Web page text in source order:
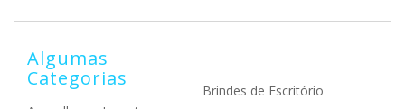
Algumas
Categorias
Brindes de Escritório